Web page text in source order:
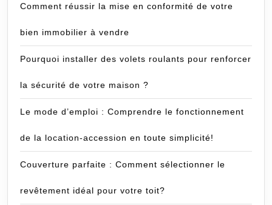
Comment réussir la mise en conformité de votre
bien immobilier à vendre
Pourquoi installer des volets roulants pour renforcer
la sécurité de votre maison ?
Le mode d’emploi : Comprendre le fonctionnement
de la location-accession en toute simplicité!
Couverture parfaite : Comment sélectionner le
revêtement idéal pour votre toit?